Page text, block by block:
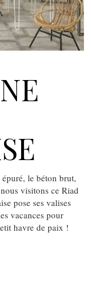
épuré, le béton brut,
visitons ce Riad
pose ses valises
vacances pour
havre de paix !